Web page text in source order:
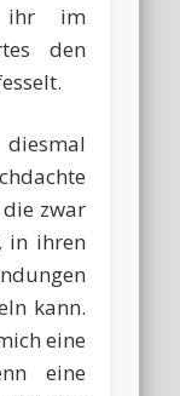
ihr im
den
zwar
in ihren
kann.
eine
eine